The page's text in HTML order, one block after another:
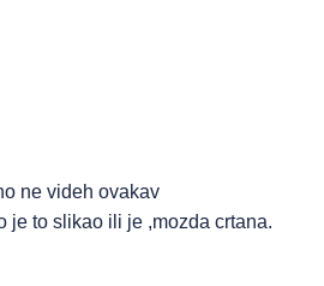
ne videh ovakav
je to slikao ili je ,mozda crtana.